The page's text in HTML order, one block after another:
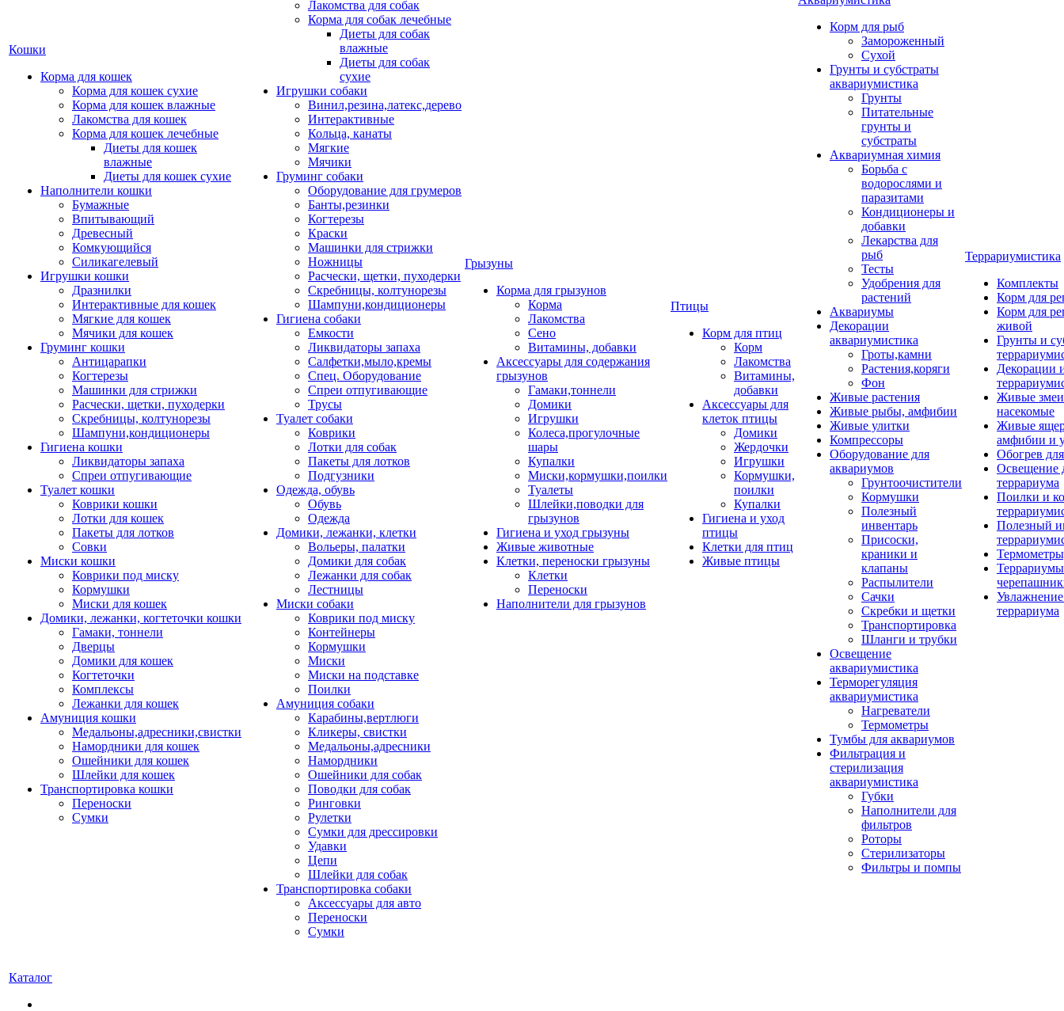
Кошки
Корма для кошек
Корма для кошек сухие
Корма для кошек влажные
Лакомства для кошек
Корма для кошек лечебные
Диеты для кошек
влажные
Диеты для кошек сухие
Наполнители кошки
Бумажные
Впитывающий
Древесный
Комкующийся
Силикагелевый
Игрушки кошки
Дразнилки
Интерактивные для кошек
Мягкие для кошек
Мячики для кошек
Груминг кошки
Антицарапки
Когтерезы
Машинки для стрижки
Расчески, щетки, пуходерки
Скребницы, колтунорезы
Шампуни,кондиционеры
Гигиена кошки
Ликвидаторы запаха
Спреи отпугивающие
Туалет кошки
Коврики кошки
Лотки для кошек
Пакеты для лотков
Совки
Миски кошки
Коврики под миску
Кормушки
Миски для кошек
Домики, лежанки, когтеточки кошки
Гамаки, тоннели
Дверцы
Домики для кошек
Когтеточки
Комплексы
Лежанки для кошек
Амуниция кошки
Медальоны,адресники,свистки
Намордники для кошек
Ошейники для кошек
Шлейки для кошек
Транспортировка кошки
Переноски
Сумки
Лакомства для собак
Корма для собак лечебные
Диеты для собак
влажные
Диеты для собак
сухие
Игрушки собаки
Винил,резина,латекс,дерево
Интерактивные
Кольца, канаты
Мягкие
Мячики
Груминг собаки
Оборудование для грумеров
Банты,резинки
Когтерезы
Краски
Машинки для стрижки
Ножницы
Расчески, щетки, пуходерки
Скребницы, колтунорезы
Шампуни,кондиционеры
Гигиена собаки
Емкости
Ликвидаторы запаха
Салфетки,мыло,кремы
Спец. Оборудование
Спреи отпугивающие
Трусы
Туалет собаки
Коврики
Лотки для собак
Пакеты для лотков
Подгузники
Одежда, обувь
Обувь
Одежда
Домики, лежанки, клетки
Вольеры, палатки
Домики для собак
Лежанки для собак
Лестницы
Миски собаки
Коврики под миску
Контейнеры
Кормушки
Миски
Миски на подставке
Поилки
Амуниция собаки
Карабины,вертлюги
Кликеры, свистки
Медальоны,адресники
Намордники
Ошейники для собак
Поводки для собак
Ринговки
Рулетки
Сумки для дрессировки
Удавки
Цепи
Шлейки для собак
Транспортировка собаки
Аксессуары для авто
Переноски
Сумки
Грызуны
Корма для грызунов
Корма
Лакомства
Сено
Витамины, добавки
Аксессуары для содержания
грызунов
Гамаки,тоннели
Домики
Игрушки
Колеса,прогулочные
шары
Купалки
Миски,кормушки,поилки
Туалеты
Шлейки,поводки для
грызунов
Гигиена и уход грызуны
Живые животные
Клетки, переноски грызуны
Клетки
Переноски
Наполнители для грызунов
Птицы
Корм для птиц
Корм
Лакомства
Витамины,
добавки
Аксессуары для
клеток птицы
Домики
Жердочки
Игрушки
Кормушки,
поилки
Купалки
Гигиена и уход
птицы
Клетки для птиц
Живые птицы
Корм для рыб
Замороженный
Сухой
Грунты и субстраты
аквариумистика
Грунты
Питательные
грунты и
субстраты
Аквариумная химия
Борьба с
водорослями и
паразитами
Кондиционеры и
добавки
Лекарства для
рыб
Тесты
Удобрения для
растений
Аквариумы
Декорации
аквариумистика
Гроты,камни
Растения,коряги
Фон
Живые растения
Живые рыбы, амфибии
Живые улитки
Компрессоры
Оборудование для
аквариумов
Грунтоочистители
Кормушки
Полезный
инвентарь
Присоски,
краники и
клапаны
Распылители
Сачки
Скребки и щетки
Транспортировка
Шланги и трубки
Освещение
аквариумистика
Терморегуляция
аквариумистика
Нагреватели
Термометры
Тумбы для аквариумов
Фильтрация и
стерилизация
аквариумистика
Губки
Наполнители для
фильтров
Роторы
Стерилизаторы
Фильтры и помпы
Террариумистика
Комплекты
Корм для
Корм для
живой
Грунты и
Декорации
Живые
насекомые
Живые
амфибии и
Обогрев
Освещение
террариума
Поилки и
Полезный
террариума
Каталог